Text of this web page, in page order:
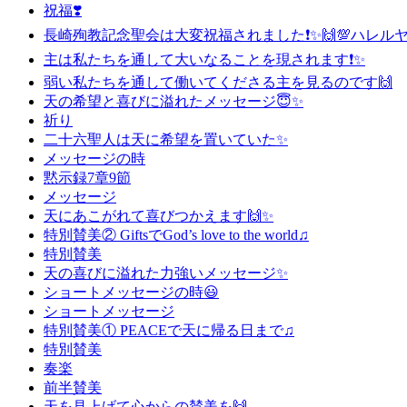
祝福❣️
長崎殉教記念聖会は大変祝福されました❗️✨🙌💯ハレルヤ
主は私たちを通して大いなることを現されます❗️✨
弱い私たちを通して働いてくださる主を見るのです🙌
天の希望と喜びに溢れたメッセージ😇✨
祈り
二十六聖人は天に希望を置いていた✨
メッセージの時
黙示録7章9節
メッセージ
天にあこがれて喜びつかえます🙌✨
特別賛美② GiftsでGod’s love to the world♫
特別賛美
天の喜びに溢れた力強いメッセージ✨
ショートメッセージの時😃
ショートメッセージ
特別賛美① PEACE​で天に帰る日まで♫
特別賛美
奏楽
前半賛美